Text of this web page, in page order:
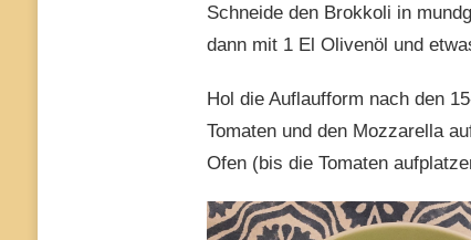
Schneide den Brokkoli in
dann mit 1 El Olivenöl und
Hol die Auflaufform nach den
Tomaten und den Mozzarella
Ofen (bis die Tomaten